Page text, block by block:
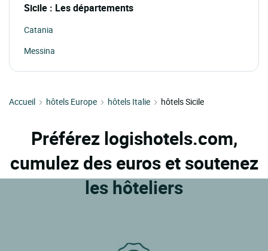
Sicile : Les départements
Catania
Messina
Accueil hôtels Europe hôtels Italie hôtels Sicile
Préférez logishotels.com,
cumulez des euros et soutenez
les hôteliers